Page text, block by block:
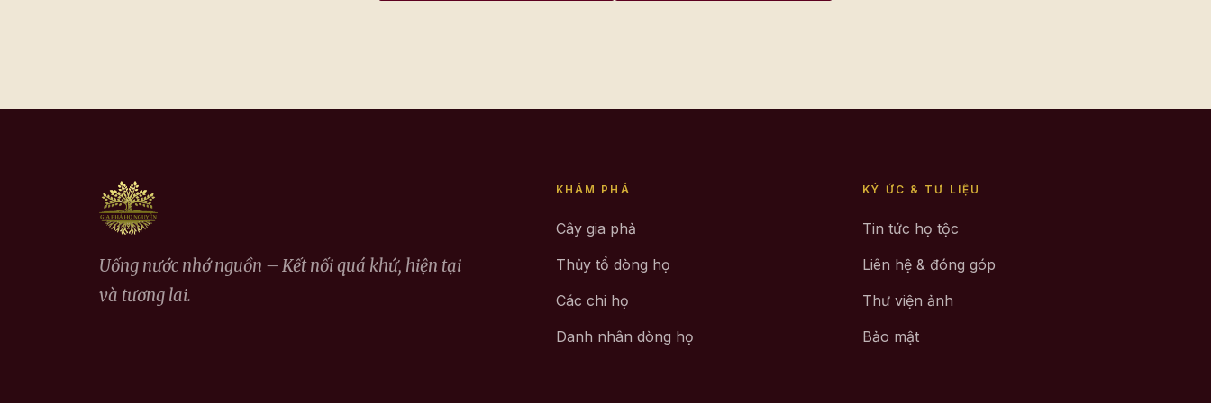
Uống nước nhớ nguồn – Kết nối quá khứ, hiện tại
và tương lai.
KHÁM PHÁ
Cây gia phả
Thủy tổ dòng họ
Các chi họ
Danh nhân dòng họ
KÝ ỨC & TƯ LIỆU
Tin tức họ tộc
Liên hệ & đóng góp
Thư viện ảnh
Bảo mật